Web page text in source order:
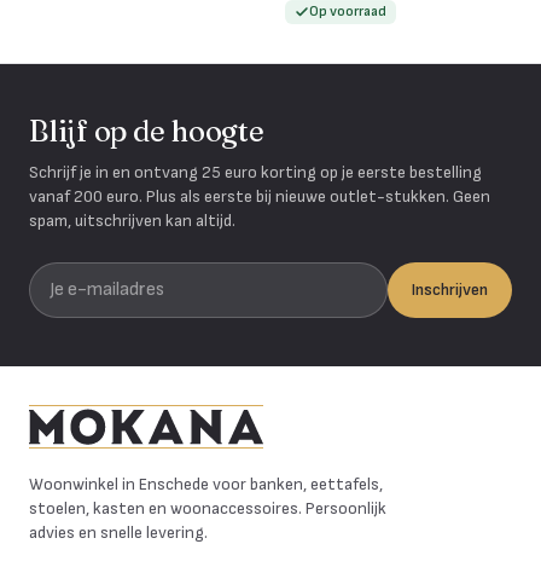
Op voorraad
Blijf op de hoogte
Schrijf je in en ontvang 25 euro korting op je eerste bestelling
vanaf 200 euro. Plus als eerste bij nieuwe outlet-stukken. Geen
spam, uitschrijven kan altijd.
Je e-mailadres
Inschrijven
Woonwinkel in Enschede voor banken, eettafels,
stoelen, kasten en woonaccessoires. Persoonlijk
advies en snelle levering.